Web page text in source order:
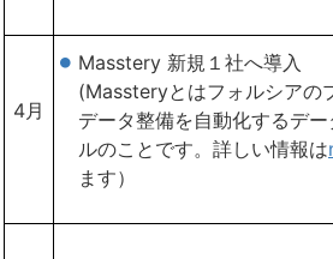
4月
Masstery 新規１社へ導入
(Massteryとはフォルシアの
データ整備を自動化するデ
ルのことです。詳しい情報は
ます）